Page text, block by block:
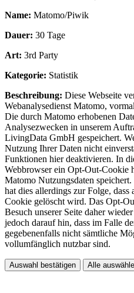
Name: Matomo/Piwik
Dauer: 30 Tage
Art: 3rd Party
Kategorie: Statistik
Beschreibung: Diese Webseite
Webanalysedienst Matomo,
Die durch Matomo erhobenen
Analysezwecken in unserem
LivingData GmbH gespeichert.
Nutzung Ihrer Daten nicht
Funktionen hier deaktivieren. In
Webbrowser ein Opt-Out-Cookie
Matomo Nutzungsdaten
hat dies allerdings zur Folge,
Cookie gelöscht wird. Das Opt-
Besuch unserer Seite daher
jedoch darauf hin, dass im Falle
gegebenenfalls nicht sämtliche
vollumfänglich nutzbar sind.
Auswahl bestätigen Alle